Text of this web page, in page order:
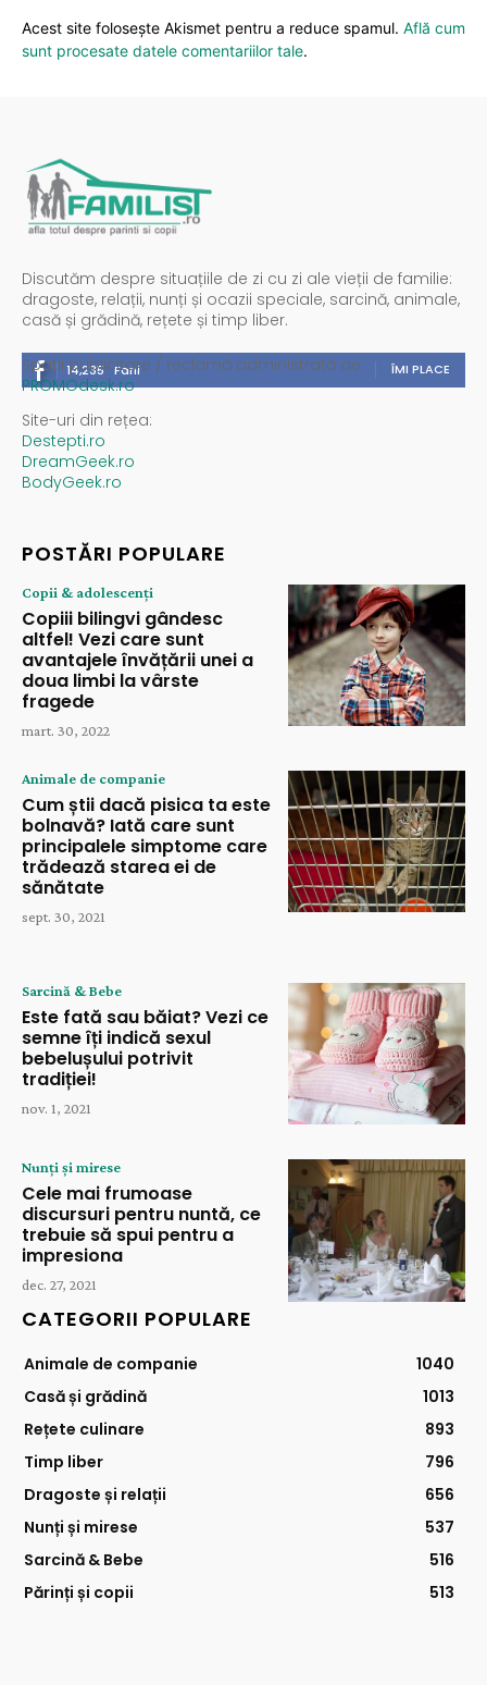
Acest site folosește Akismet pentru a reduce spamul. Află cum
sunt procesate datele comentariilor tale.
Discutăm despre situațiile de zi cu zi ale vieții de familie:
dragoste, relații, nunți și ocazii speciale, sarcină, animale,
casă și grădină, rețete și timp liber.
14,235 Fani ÎMI PLACE
Spații publicitare / reclamă administrată de
PROMOdesk.ro
Site-uri din rețea:
Destepti.ro
DreamGeek.ro
BodyGeek.ro
POSTĂRI POPULARE
Copii & adolescenți
Copiii bilingvi gândesc
altfel! Vezi care sunt
avantajele învățării unei a
doua limbi la vârste
fragede
mart. 30, 2022
Animale de companie
Cum știi dacă pisica ta este
bolnavă? Iată care sunt
principalele simptome care
trădează starea ei de
sănătate
sept. 30, 2021
Sarcină & Bebe
Este fată sau băiat? Vezi ce
semne îți indică sexul
bebelușului potrivit
tradiției!
nov. 1, 2021
Nunți și mirese
Cele mai frumoase
discursuri pentru nuntă, ce
trebuie să spui pentru a
impresiona
dec. 27, 2021
CATEGORII POPULARE
Animale de companie
1040
Casă și grădină
1013
Rețete culinare
893
Timp liber
796
Dragoste și relații
656
Nunți și mirese
537
Sarcină & Bebe
516
Părinți și copii
513